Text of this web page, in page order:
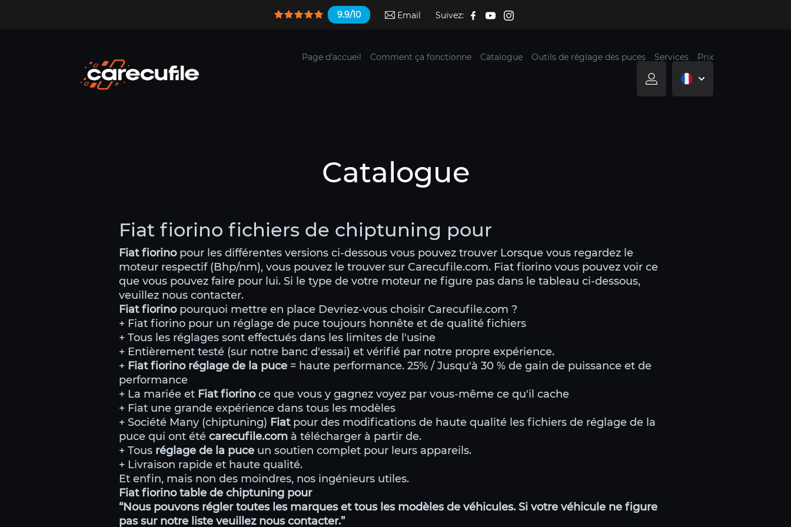
9.9/10 Email Suivez:
Page d'accueil Comment ça fonctionne Catalogue Outils de réglage des puces Services Prix
Catalogue
Fiat fiorino fichiers de chiptuning pour
Fiat fiorinopour les différentes versions ci-dessous vous pouvez trouver Lorsque vous regardez le
moteur respectif (Bhp/nm), vous pouvez le trouver sur Carecufile.com. Fiat fiorino vous pouvez voir ce
que vous pouvez faire pour lui. Si le type de votre moteur ne figure pas dans le tableau ci-dessous,
veuillez nous contacter.
Fiat fiorinopourquoi mettre en place Devriez-vous choisir Carecufile.com ?
+ Fiat fiorino pour un réglage de puce toujours honnête et de qualité fichiers
+ Tous les réglages sont effectués dans les limites de l'usine
+ Entièrement testé (sur notre banc d'essai) et vérifié par notre propre expérience.
+ Fiat fiorino réglage de la puce = haute performance. 25% / Jusqu'à 30 % de gain de puissance et de
performance
+ La mariée et Fiat fiorinoce que vous y gagnez voyez par vous-même ce qu'il cache
+ Fiat une grande expérience dans tous les modèles
+ Société Many (chiptuning) Fiatpour des modifications de haute qualité les fichiers de réglage de la
puce qui ont été carecufile.com à télécharger à partir de.
+ Tous réglage de la puce un soutien complet pour leurs appareils.
+ Livraison rapide et haute qualité.
Et enfin, mais non des moindres, nos ingénieurs utiles.
Fiat fiorino table de chiptuning pour
“Nous pouvons régler toutes les marques et tous les modèles de véhicules. Si votre véhicule ne figure
pas sur notre liste veuillez nous contacter.”